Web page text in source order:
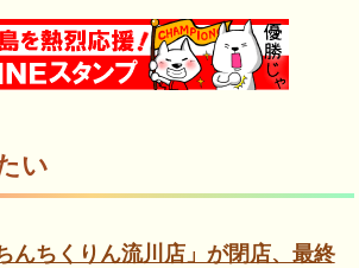
い
んちくりん流川店」が閉店、最終